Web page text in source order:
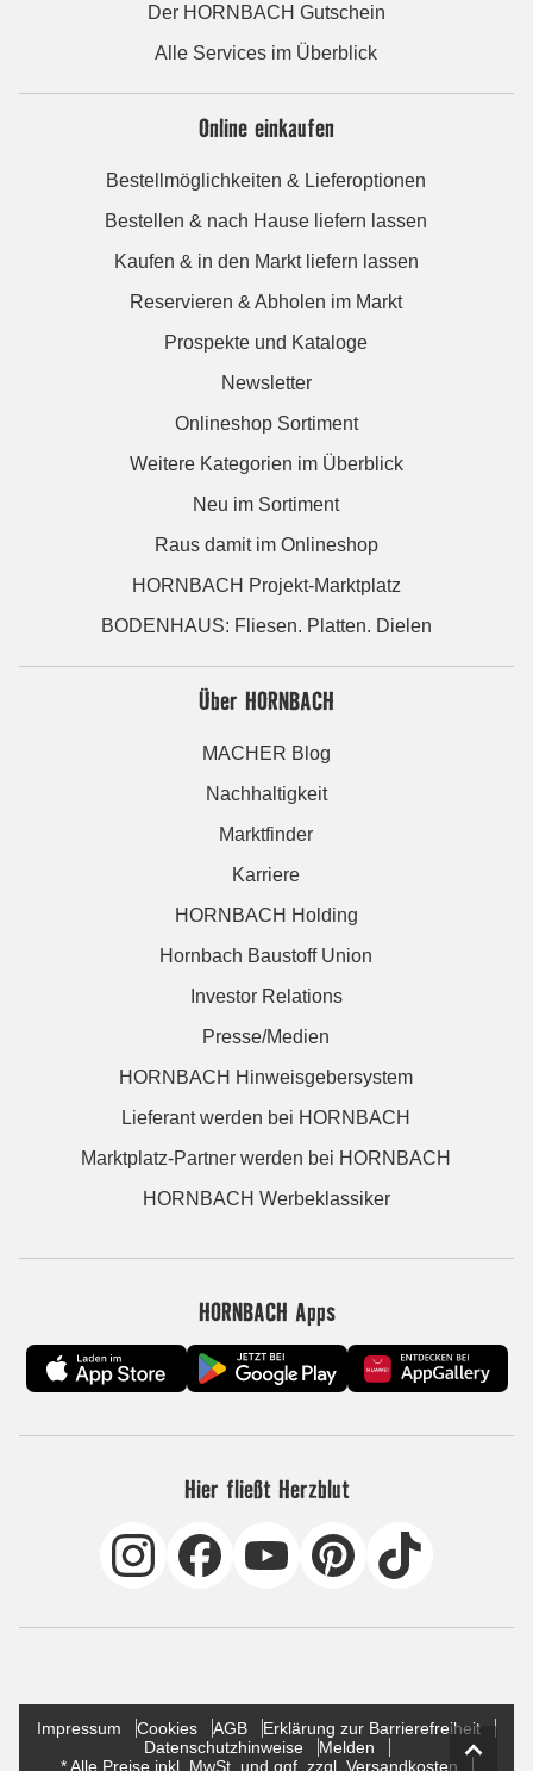
Der HORNBACH Gutschein
Alle Services im Überblick
Online einkaufen
Bestellmöglichkeiten & Lieferoptionen
Bestellen & nach Hause liefern lassen
Kaufen & in den Markt liefern lassen
Reservieren & Abholen im Markt
Prospekte und Kataloge
Newsletter
Onlineshop Sortiment
Weitere Kategorien im Überblick
Neu im Sortiment
Raus damit im Onlineshop
HORNBACH Projekt-Marktplatz
BODENHAUS: Fliesen. Platten. Dielen
Über HORNBACH
MACHER Blog
Nachhaltigkeit
Marktfinder
Karriere
HORNBACH Holding
Hornbach Baustoff Union
Investor Relations
Presse/Medien
HORNBACH Hinweisgebersystem
Lieferant werden bei HORNBACH
Marktplatz-Partner werden bei HORNBACH
HORNBACH Werbeklassiker
HORNBACH Apps
Hier fließt Herzblut
Impressum Cookies AGB
Erklärung zur Barrierefreiheit
Datenschutzhinweise
Melden
* Alle Preise inkl. MwSt. und ggf. zzgl. Versandkosten